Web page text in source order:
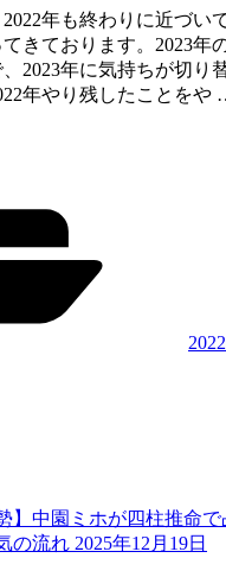
年も終わりに近づい
きております。2023年
2023年に気持ちが切り
年やり残したことをや
】中園ミホが四柱推命
の流れ 2025年12月19日